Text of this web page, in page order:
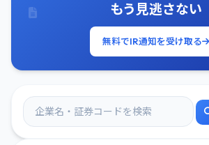
もう見逃さない
無料でIR通知を受け取る